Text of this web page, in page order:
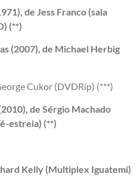
de Jess Franco (sala
(**)
(2007), de Michael Herbig
Cukor (DVDRip) (***)
de Sérgio Machado
estreia) (**)
Kelly (Multiplex Iguatemi)